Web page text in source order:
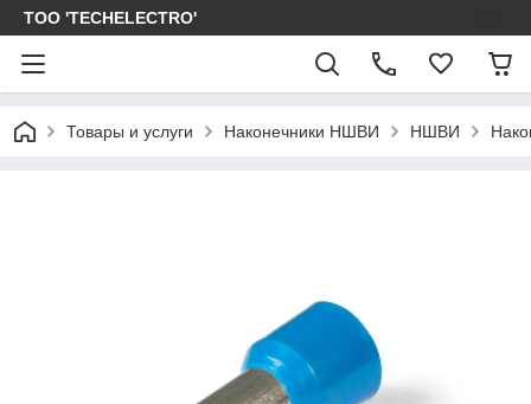
ТОО 'TECHELECTRO'
Товары и услуги Наконечники НШВИ НШВИ